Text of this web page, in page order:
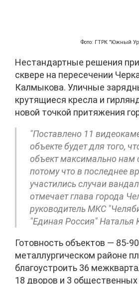
Фото: ГТРК "Южный
Нестандартные решения
сквере на пересечении
Калмыкова. Уличные
крутящиеся кресла и
новой точкой притяжения
"Поставлено 11
объекте будет для того,
объект максимально нам
потому что в последнее
участились случаи
отмечает глава города
руководитель МКС
"Единая Россия" Наталья
Готовность объектов — 85-
металлургическом районе
благоустроить 36
18 дворов и 3 общественных